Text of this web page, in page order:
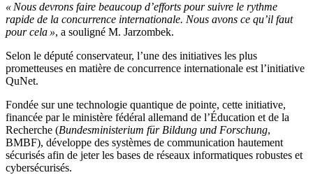
« Nous devrons faire beaucoup d’efforts pour suivre le rythme
rapide de la concurrence internationale. Nous avons ce qu’il faut
pour cela », a souligné M. Jarzombek.
Selon le député conservateur, l’une des initiatives les plus
prometteuses en matière de concurrence internationale est l’initiative
QuNet.
Fondée sur une technologie quantique de pointe, cette initiative,
financée par le ministère fédéral allemand de l’Éducation et de la
Recherche (Bundesministerium für Bildung und Forschung,
BMBF), développe des systèmes de communication hautement
sécurisés afin de jeter les bases de réseaux informatiques robustes et
cybersécurisés.